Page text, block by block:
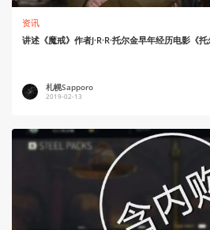
资讯
讲述《魔戒》作者J·R·R·托尔金早年经历电影《
札幌Sapporo
2019-02-13